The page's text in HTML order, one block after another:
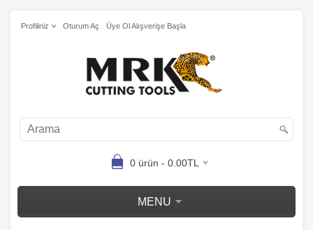
Profiliniz Oturum Aç Üye Ol Alışverişe Başla
0 ürün - 0.00TL
MENU